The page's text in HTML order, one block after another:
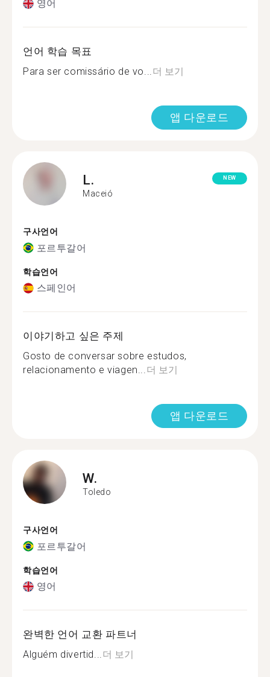
영어
언어 학습 목표
Para ser comissário de vo...더 보기
앱 다운로드
L.
Maceió
NEW
구사언어
포르투갈어
학습언어
스페인어
이야기하고 싶은 주제
Gosto de conversar sobre estudos,
relacionamento e viagen...더 보기
앱 다운로드
W.
Toledo
구사언어
포르투갈어
학습언어
영어
완벽한 언어 교환 파트너
Alguém divertid...더 보기